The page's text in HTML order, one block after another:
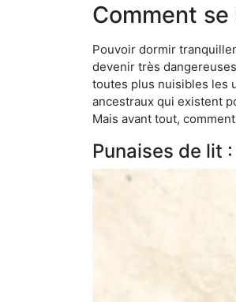
Comment
Pouvoir dormir
devenir très
toutes plus nuisibles les
ancestraux qui existent
Mais avant tout,
Punaises de lit